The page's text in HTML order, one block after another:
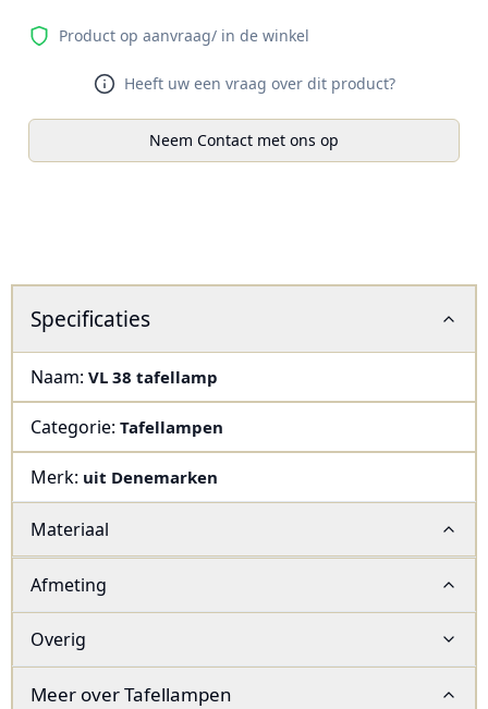
Product op aanvraag/ in de winkel
Heeft uw een vraag over dit product?
Neem Contact met ons op
Specificaties
Naam: VL 38 tafellamp
Categorie: Tafellampen
Merk: uit Denemarken
Materiaal
Afmeting
Overig
Meer overTafellampen